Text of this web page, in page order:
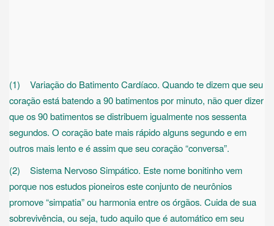
(1) Variação do Batimento Cardíaco. Quando te dizem que seu
coração está batendo a 90 batimentos por minuto, não quer dizer
que os 90 batimentos se distribuem igualmente nos sessenta
segundos. O coração bate mais rápido alguns segundo e em
outros mais lento e é assim que seu coração “conversa”.
(2) Sistema Nervoso Simpático. Este nome bonitinho vem
porque nos estudos pioneiros este conjunto de neurônios
promove “simpatia” ou harmonia entre os órgãos. Cuida de sua
sobrevivência, ou seja, tudo aquilo que é automático em seu